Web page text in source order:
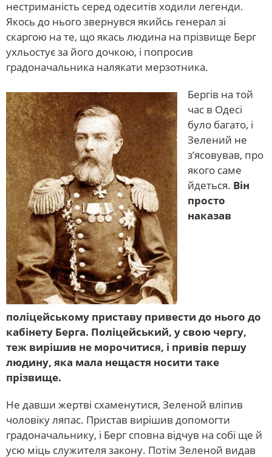
нестриманість серед одеситів ходили легенди.
Якось до нього звернувся якийсь генерал зі
скаргою на те, що якась людина на прізвище Берг
ухльостує за його дочкою, і попросив
градоначальника налякати мерзотника.
Бергів на той
час в Одесі
було багато, і
Зелений не
з’ясовував, про
якого саме
йдеться. Він
просто
наказав
поліцейському приставу привести до нього до
кабінету Берга. Поліцейський, у свою чергу,
теж вирішив не морочитися, і привів першу
людину, яка мала нещастя носити таке
прізвище.
Не давши жертві схаменутися, Зеленой вліпив
чоловіку ляпас. Пристав вирішив допомогти
градоначальнику, і Берг сповна відчув на собі ще й
усю міць служителя закону. Потім Зеленой видав